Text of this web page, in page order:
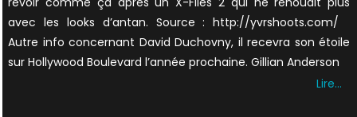
avec les looks d’antan. Source : http://yvrshoots.com/
Autre info concernant David Duchovny, il recevra son étoile
sur Hollywood Boulevard l’année prochaine. Gillian Anderson
Lire…